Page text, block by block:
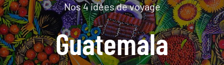
Nos 4 idées de voyage
Guatemala